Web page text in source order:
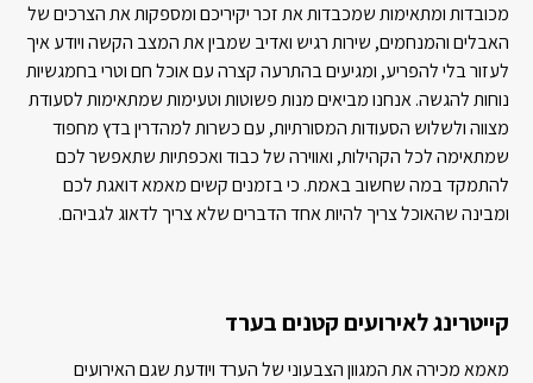
מכובדות ומתאימות שמכבדות את זכר יקיריכם ומספקות את הצרכים של
האבלים והמנחמים, שירות רגיש ואדיב שמבין את המצב הקשה ויודע איך
לעזור בלי להפריע, ומגיעים בהתרעה קצרה עם אוכל חם וטרי בחמגשיות
נוחות להגשה. אנחנו מביאים מנות פשוטות וטעימות שמתאימות לסעודת
מצווה ולשלוש הסעודות המסורתיות, עם כשרות למהדרין בדץ מחפוד
שמתאימה לכל הקהילות, ואווירה של כבוד ואכפתיות שתאפשר לכם
להתמקד במה שחשוב באמת. כי בזמנים קשים מאמא דואגת לכם
ומבינה שהאוכל צריך להיות אחד הדברים שלא צריך לדאוג לגביהם.
קייטרינג לאירועים קטנים בערד
מאמא מכירה את המגוון הצבעוני של הערד ויודעת שגם האירועים